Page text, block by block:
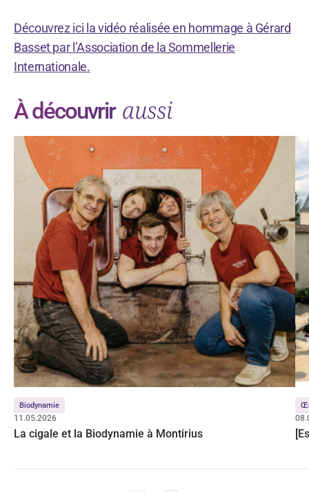
Découvrez ici la vidéo réalisée en hommage à Gérard
Basset par l’Association de la Sommellerie
Internationale.
À découvrir aussi
Biodynamie
11.05.2026
La cigale et la Biodynamie à Montirius